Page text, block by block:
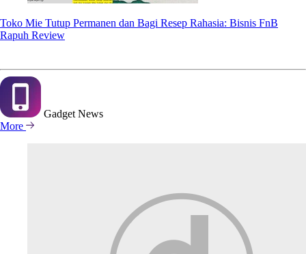
Toko Mie Tutup Permanen dan Bagi Resep Rahasia: Bisnis FnB
Rapuh Review
Gadget News
More